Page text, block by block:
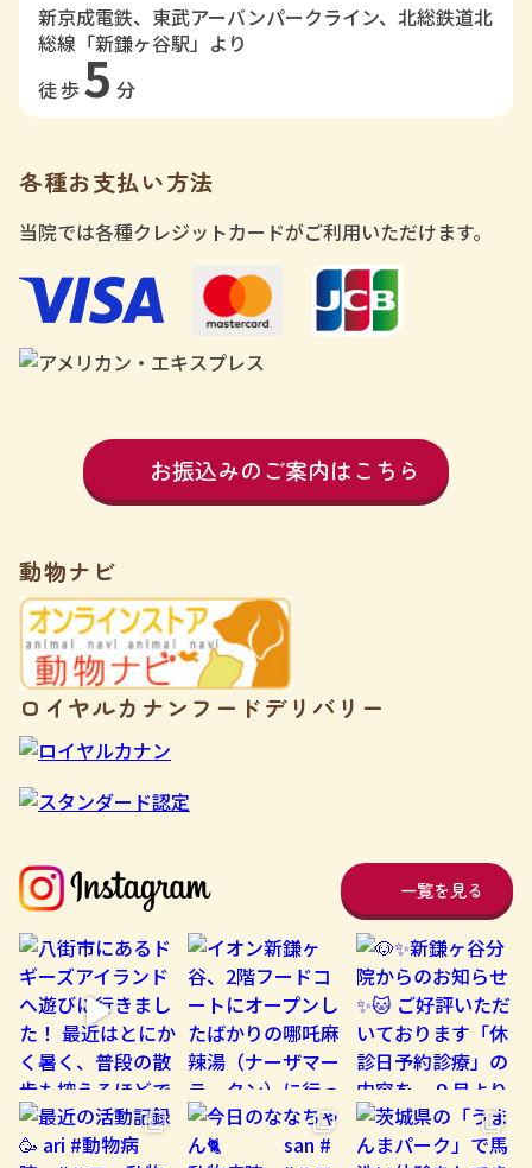
新京成電鉄、東武アーバンパークライン、北総鉄道北
総線「新鎌ヶ谷駅」より
徒歩5分
一覧を見る
各種お支払い方法
当院では各種クレジットカードがご利用いただけます。
お振込みのご案内はこちら
動物ナビ
ロイヤルカナンフードデリバリー